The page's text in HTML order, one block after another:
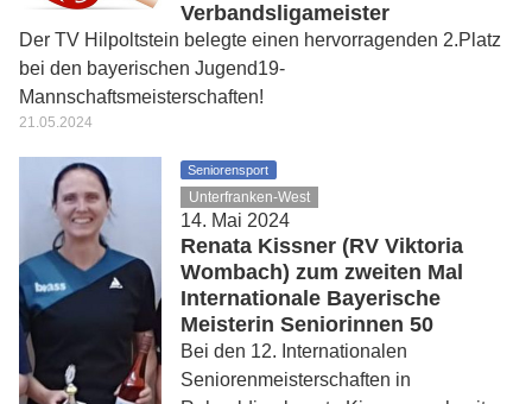
Verbandsligameister
Der TV Hilpoltstein belegte einen hervorragenden 2.Platz
bei den bayerischen Jugend19-
Mannschaftsmeisterschaften!
21.05.2024
Seniorensport
Unterfranken-West
14. Mai 2024
Renata Kissner (RV Viktoria
Wombach) zum zweiten Mal
Internationale Bayerische
Meisterin Seniorinnen 50
Bei den 12. Internationalen
Seniorenmeisterschaften in